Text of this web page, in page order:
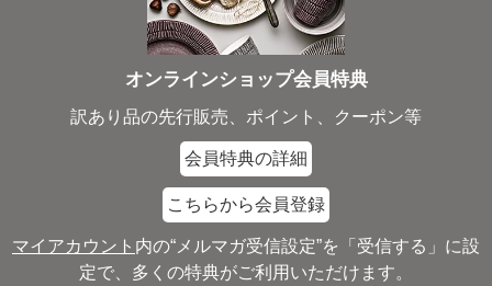
オンラインショップ会員特典
訳あり品の先行販売、ポイント、クーポン等
会員特典の詳細
こちらから会員登録
マイアカウント 内の“メルマガ受信設定”を「受信する」に設
定で、多くの特典がご利用いただけます。